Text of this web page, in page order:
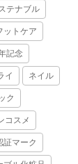
テナブル
ットケア
記念
イ ネイル
ク
コスメ
証マーク